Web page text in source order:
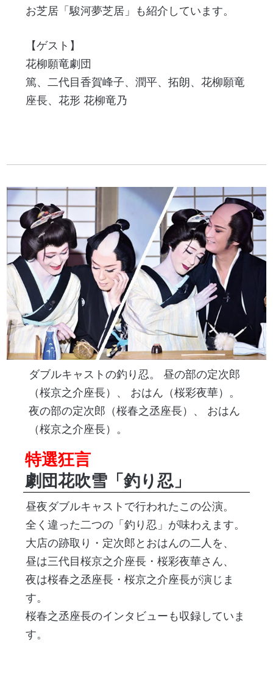
お芝居「駿河夢芝居」も紹介しています。
【ゲスト】
花柳願竜劇団
篤、二代目香賀峰子、潤平、拓朗、花柳願竜
座長、花形 花柳竜乃
ダブルキャストの釣り忍。 昼の部の定次郎
（桜京之介座長）、 おはん（桜彩夜華）。
夜の部の定次郎（桜春之丞座長）、 おはん
（桜京之介座長）。
特選狂言
劇団花吹雪「釣り忍」
昼夜ダブルキャストで行われたこの公演。
全く違った二つの「釣り忍」が味わえます。
大店の跡取り・定次郎とおはんの二人を、
昼は三代目桜京之介座長・桜彩夜華さん、
夜は桜春之丞座長・桜京之介座長が演じま
す。
桜春之丞座長のインタビューも収録していま
す。